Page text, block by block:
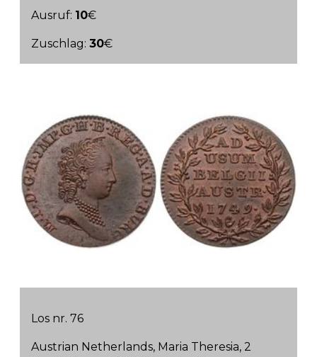
Ausruf: 10€
Zuschlag:30€
Los nr. 76
Austrian Netherlands, Maria Theresia, 2